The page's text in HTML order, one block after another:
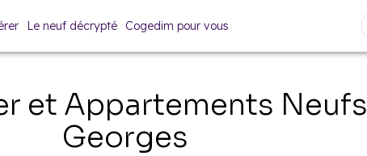
Le neuf décrypté Cogedim pour vous
et Appartements Neufs
Georges